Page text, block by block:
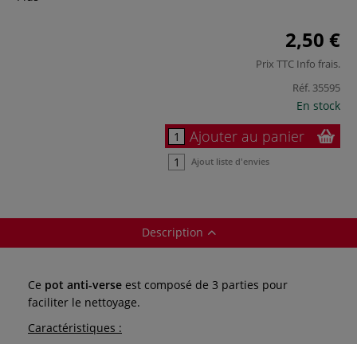
2,50 €
Prix TTC Info frais.
Réf. 35595
En stock
Ajouter au panier
Ajout liste d'envies
Description
Ce pot anti-verse est composé de 3 parties pour
faciliter le nettoyage.
Caractéristiques :